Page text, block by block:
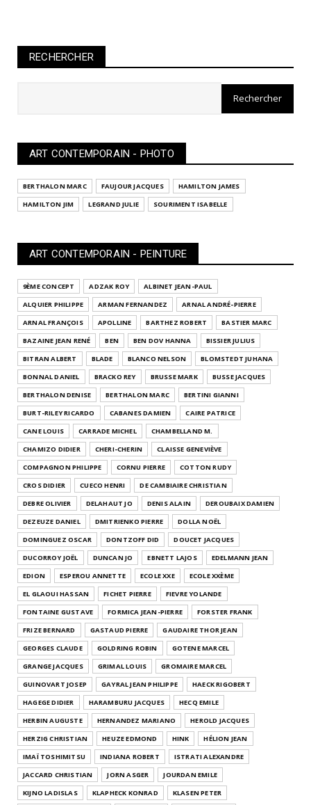
RECHERCHER
ART CONTEMPORAIN - PHOTO
BERTHALON MARC FAUJOUR JACQUES
HAMILTON JAMES
HAMILTON JIM
LEGRAND JULIE SOURIMENT ISABELLE
ART CONTEMPORAIN - PEINTURE
9ÈME CONCEPT ADZAK ROY
ALBINET JEAN-PAUL
ALQUIER PHILIPPE
ARMAN FERNANDEZ
ARNAL ANDRÉ-PIERRE
ARNAL FRANÇOIS
APOLLINE BARTHEZ ROBERT
BASTIER MARC
BAZAINE JEAN RENÉ
BEN BEN DOV HANNA
BISSIER JULIUS
BITRAN ALBERT
BLADE BLANCO NELSON
BLOMSTEDT JUHANA
BONNAL DANIEL
BRACKO REY BRUSSE MARK
BUSSE JACQUES
BERTHALON DENISE
BERTHALON MARC
BERTINI GIANNI
BURT-RILEY RICARDO
CABANES DAMIEN
CAIRE PATRICE
CANE LOUIS
CARRADE MICHEL
CHAMBELLAND M.
CHAMIZO DIDIER
CHERI-CHERIN
CLAISSE GENEVIÈVE
COMPAGNON PHILIPPE
CORNU PIERRE
COTTON RUDY
CROS DIDIER
CUECO HENRI
DE CAMBIAIRE CHRISTIAN
DEBRE OLIVIER
DELAHAUT JO DENIS ALAIN
DEROUBAIX DAMIEN
DEZEUZE DANIEL
DMITRIENKO PIERRE
DOLLA NOËL
DOMINGUEZ OSCAR
DONTZOFF DID
DOUCET JACQUES
DUCORROY JOËL
DUNCAN JO EBNETT LAJOS
EDELMANN JEAN
EDION
ESPEROU ANNETTE ECOLE XXE
ECOLE XXÈME
EL GLAOUI HASSAN
FICHET PIERRE
FIEVRE YOLANDE
FONTAINE GUSTAVE
FORMICA JEAN-PIERRE
FORSTER FRANK
FRIZE BERNARD
GASTAUD PIERRE
GAUDAIRE THOR JEAN
GEORGES CLAUDE
GOLDRING ROBIN
GOTENE MARCEL
GRANGE JACQUES
GRIMAL LOUIS
GROMAIRE MARCEL
GUINOVART JOSEP
GAYRAL JEAN PHILIPPE
HAECK RIGOBERT
HAGEGE DIDIER
HARAMBURU JACQUES
HECQ EMILE
HERBIN AUGUSTE
HERNANDEZ MARIANO
HEROLD JACQUES
HERZIG CHRISTIAN
HEUZE EDMOND HINK
HÉLION JEAN
IMAÏ TOSHIMITSU
INDIANA ROBERT
ISTRATI ALEXANDRE
JACCARD CHRISTIAN
JORN ASGER
JOURDAN EMILE
KIJNO LADISLAS
KLAPHECK KONRAD
KLASEN PETER